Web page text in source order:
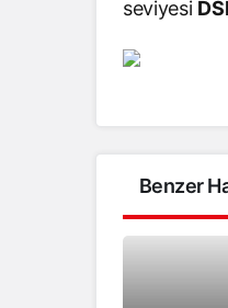
seviyesi
Benzer